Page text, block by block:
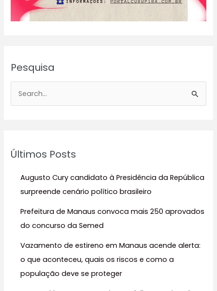
Pesquisa
iÚltimos Posts
Augusto Cury candidato à Presidência da República
surpreende cenário político brasileiro
Prefeitura de Manaus convoca mais 250 aprovados
do concurso da Semed
Vazamento de estireno em Manaus acende alerta:
o que aconteceu, quais os riscos e como a
população deve se proteger